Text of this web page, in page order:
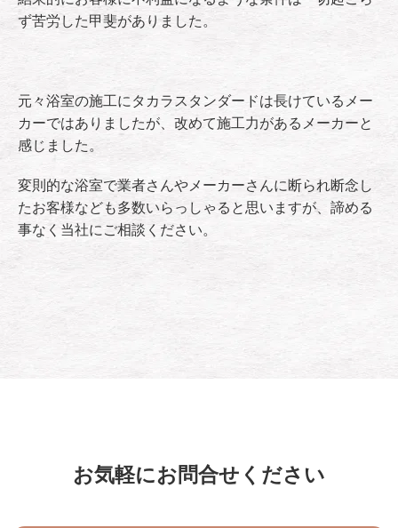
ず苦労した甲斐がありました。
元々浴室の施工にタカラスタンダードは長けているメー
カーではありましたが、改めて施工力があるメーカーと
感じました。
変則的な浴室で業者さんやメーカーさんに断られ断念し
たお客様なども多数いらっしゃると思いますが、諦める
事なく当社にご相談ください。
お気軽にお問合せください